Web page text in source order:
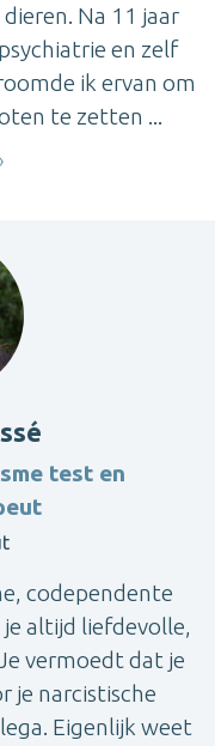
Na 11 jaar
en zelf
ik ervan om
te zetten ...
test en
codependente
altijd liefdevolle,
vermoedt dat je
je narcistische
Eigenlijk weet